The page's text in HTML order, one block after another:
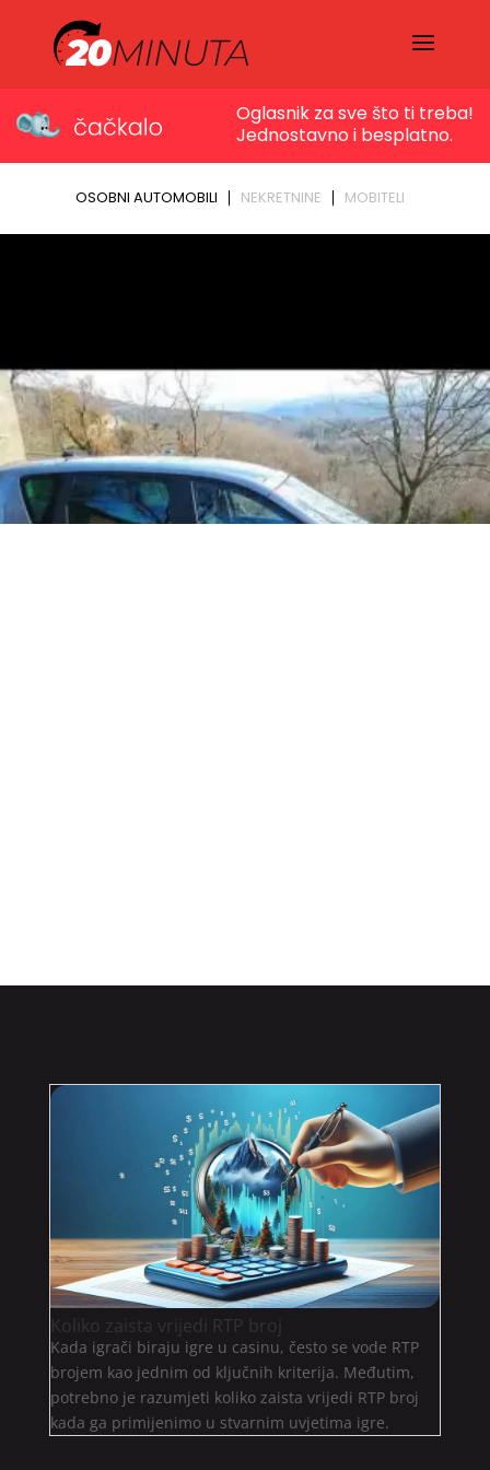
Koliko zaista vrijedi RTP broj
Kada igrači biraju igre u casinu, često se vode RTP
brojem kao jednim od ključnih kriterija. Međutim,
potrebno je razumjeti koliko zaista vrijedi RTP broj
kada ga primijenimo u stvarnim uvjetima igre.